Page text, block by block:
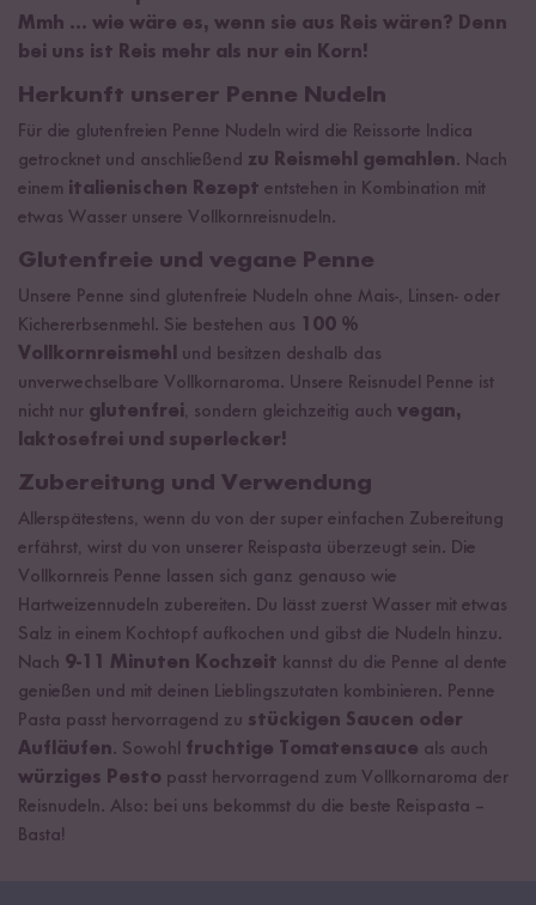
Mmh ... wie wäre es, wenn sie aus Reis wären? Denn
bei uns ist Reis mehr als nur ein Korn!
Herkunft unserer Penne Nudeln
Für die glutenfreien Penne Nudeln wird die Reissorte Indica
getrocknet und anschließend zu Reismehl gemahlen. Nach
einem italienischen Rezept entstehen in Kombination mit
etwas Wasser unsere Vollkornreisnudeln.
Glutenfreie und vegane Penne
Unsere Penne sind glutenfreie Nudeln ohne Mais-, Linsen- oder
Kichererbsenmehl. Sie bestehen aus
100 %
Vollkornreismehl und besitzen deshalb das
unverwechselbare Vollkornaroma. Unsere Reisnudel Penne ist
nicht nur glutenfrei, sondern gleichzeitig auch vegan,
laktosefrei und superlecker!
Zubereitung und Verwendung
Allerspätestens, wenn du von der super einfachen Zubereitung
erfährst, wirst du von unserer Reispasta überzeugt sein. Die
Vollkornreis Penne lassen sich ganz genauso wie
Hartweizennudeln zubereiten. Du lässt zuerst Wasser mit etwas
Salz in einem Kochtopf aufkochen und gibst die Nudeln hinzu.
Nach 9-11 Minuten Kochzeit kannst du die Penne al dente
genießen und mit deinen Lieblingszutaten kombinieren. Penne
Pasta passt hervorragend zu stückigen Saucen oder
Aufläufen. Sowohl fruchtige Tomatensauce als auch
würziges Pesto passt hervorragend zum Vollkornaroma der
Reisnudeln. Also: bei uns bekommst du die beste Reispasta –
Basta!